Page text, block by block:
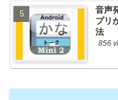
音声
プリ
法
856